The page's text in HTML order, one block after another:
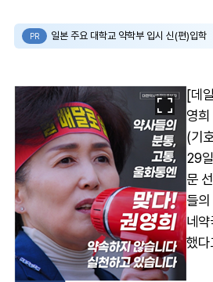
PR 일본 주요 대학교 약학부 입시 신(편)입학
[데
영
(기
29
문
들
네
했다